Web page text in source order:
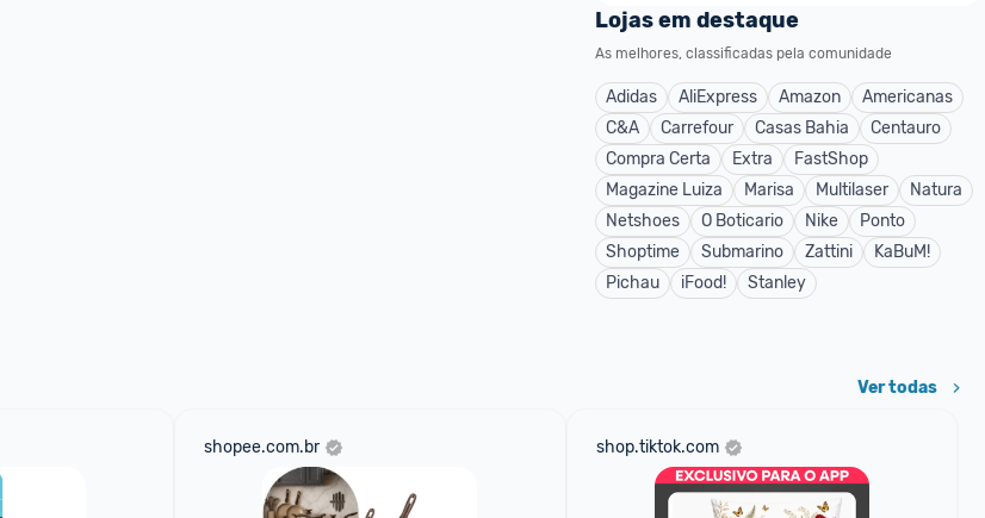
Lojas em destaque
As melhores, classificadas pela comunidade
Adidas AliExpress Amazon
Americanas
C&A
Carrefour Casas Bahia
Centauro
Compra Certa
Extra
FastShop
Magazine Luiza
Marisa Multilaser
Natura
Netshoes
O Boticario Nike
Ponto
Shoptime
Submarino Zattini
KaBuM!
Pichau
iFood! Stanley
Ver todas
shopee.com.br shop.tiktok.com